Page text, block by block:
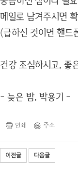
메일로 남겨주시면
(급하신 것이면 핸
건강 조심하시고, 좋
- 늦은 밤, 박용기 -
인쇄 주소
이전글 다음글